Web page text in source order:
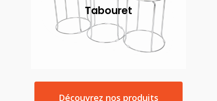
Tabouret
Découvrez nos produits